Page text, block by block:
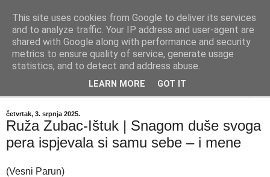
"Kvaka"
Časopis za književnost ISSN 2459-5632
četvrtak, 3. srpnja 2025.
Ruža Zubac-Ištuk | Snagom duše svoga
pera ispjevala si samu sebe – i mene
(Vesni Parun)
This site uses cookies from Google to deliver its services
and to analyze traffic. Your IP address and user-agent are
shared with Google along with performance and security
metrics to ensure quality of service, generate usage
statistics, and to detect and address abuse.
LEARN MORE GOT IT